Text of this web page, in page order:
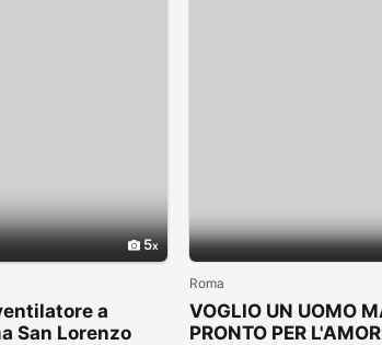
5
a
San Lorenzo
Roma
VOGLIO UN UOMO
PRONTO PER